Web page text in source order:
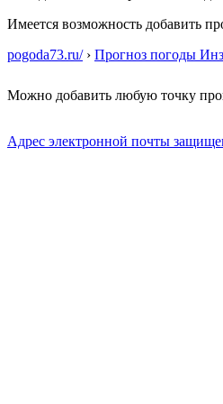
Имеется возможность добавить
pogoda73.ru/› Прогноз погоды
Можно добавить любую точку
Адрес электронной почты